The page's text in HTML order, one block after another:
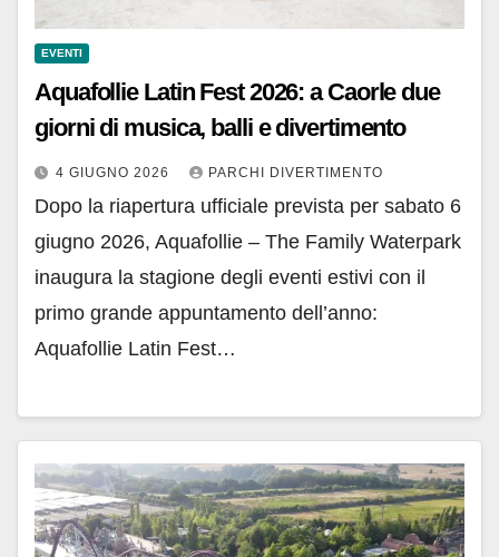
EVENTI
Aquafollie Latin Fest 2026: a Caorle due
giorni di musica, balli e divertimento
4 GIUGNO 2026 PARCHI DIVERTIMENTO
Dopo la riapertura ufficiale prevista per sabato 6
giugno 2026, Aquafollie – The Family Waterpark
inaugura la stagione degli eventi estivi con il
primo grande appuntamento dell’anno:
Aquafollie Latin Fest…